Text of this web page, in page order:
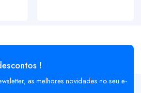
!
as melhores novidades no seu e-